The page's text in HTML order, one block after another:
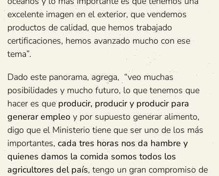
excelente imagen en el exterior, que vendemos
productos de calidad, que hemos trabajado
certificaciones, hemos avanzado mucho con ese
tema”.
Dado este panorama, agrega, “veo muchas
posibilidades y mucho futuro, lo que tenemos que
hacer es queproducir, producir y producir para
generar empleo y por supuesto generar alimento,
digo que el Ministerio tiene que ser uno de los más
importantes, cada tres horas nos da hambre y
quienes damos la comida somos todos los
agricultores del país, tengo un gran compromiso de